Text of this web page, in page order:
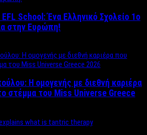
EFL School: Ένα Ελληνικό Σχολείo 1ο
στην Ευρώπη!
Η ομογενής με διεθνή καριέρα
στέμμα του Miss Universe Greece